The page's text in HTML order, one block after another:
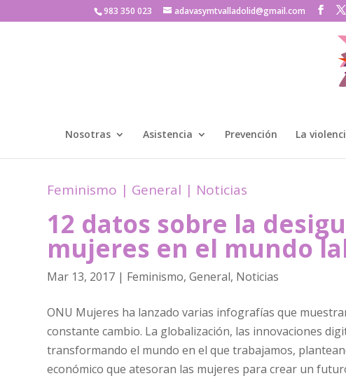
983 350 023 adavasymtvalladolid@gmail.com
Nosotras Asistencia Prevención La
Feminismo | General | Noticias
12 datos sobre la
mujeres en el mundo
Mar 13, 2017 | Feminismo,General, Noticias
ONU Mujeres ha lanzado varias infografías que
constante cambio. La globalización, las innovaciones
transformando el mundo en el que trabajamos,
económico que atesoran las mujeres para crear un